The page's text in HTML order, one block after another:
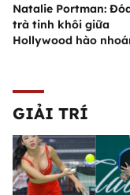
Natalie Portman:
trà tinh khôi giữa
Hollywood hào
GIẢI TRÍ